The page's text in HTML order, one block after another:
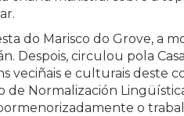
do Marisco do Grove, a
Despois, circulou pola
veciñais e culturais deste
de Normalización
o